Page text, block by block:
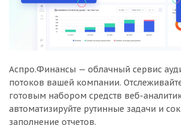
Аспро.Финансы — облачный сервис
потоков вашей компании.
готовым набором средств веб-
автоматизируйте рутинные задачи и
заполнение отчетов.